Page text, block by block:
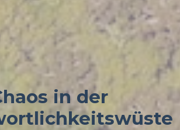
in der